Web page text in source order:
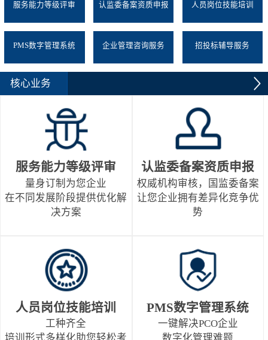
服务能力等级评审 认监委备案资质申报 人员岗位技能培训
PMS数字管理系统 企业管理咨询服务 招投标辅导服务
核心业务
服务能力等级评审
量身订制为您企业
在不同发展阶段提供优化解
决方案
认监委备案资质申报
权威机构审核，国监委备案
让您企业拥有差异化竞争优
势
人员岗位技能培训
工种齐全
PMS数字管理系统
一键解决PCO企业